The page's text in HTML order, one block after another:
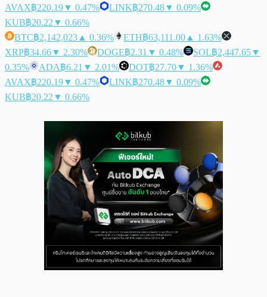
AVAX฿220.19▼ 0.47% LINK฿270.48▼ 0.09%
KUB฿20.22 ▼ 0.66%
BTC฿2,142,023 ▲ 0.36% ETH฿63,111.00 ▲ 1.63%
XRP฿34.66▼ 2.30% DOGE฿2.31 ▼ 0.48% SOL฿2,447.65▼
0.35%
ADA฿6.21 ▼ 2.01% DOT฿27.70▼ 1.36%
AVAX฿220.19▼ 0.47% LINK฿270.48▼ 0.09%
KUB฿20.22 ▼ 0.66%